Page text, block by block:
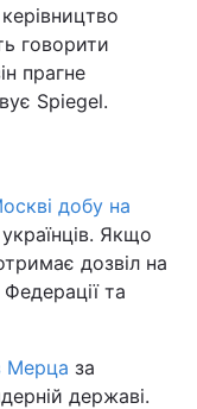
говорити
прагне
Spiegel.
добу на
Якщо
дозвіл на
та
Мерца за
державі.